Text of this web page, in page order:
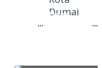
Syaiful Lantik
Walikota
Dumai
Melakukan Uji